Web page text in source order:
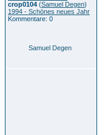
crop0104 (Samuel Degen)
1994 - Schönes neues Jahr
Kommentare: 0
Samuel Degen